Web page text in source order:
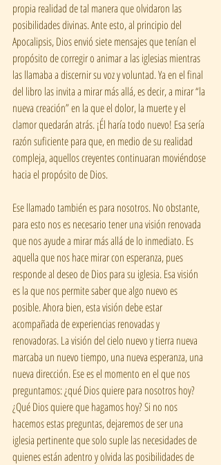
propia realidad de tal manera que olvidaron las
posibilidades divinas. Ante esto, al principio del
Apocalipsis, Dios envió siete mensajes que tenían el
propósito de corregir o animar a las iglesias mientras
las llamaba a discernir su voz y voluntad. Ya en el final
del libro las invita a mirar más allá, es decir, a mirar “la
nueva creación” en la que el dolor, la muerte y el
clamor quedarán atrás. ¡Él haría todo nuevo! Esa sería
razón suficiente para que, en medio de su realidad
compleja, aquellos creyentes continuaran moviéndose
hacia el propósito de Dios.
Ese llamado también es para nosotros. No obstante,
para esto nos es necesario tener una visión renovada
que nos ayude a mirar más allá de lo inmediato. Es
aquella que nos hace mirar con esperanza, pues
responde al deseo de Dios para su iglesia. Esa visión
es la que nos permite saber que algo nuevo es
posible. Ahora bien, esta visión debe estar
acompañada de experiencias renovadas y
renovadoras. La visión del cielo nuevo y tierra nueva
marcaba un nuevo tiempo, una nueva esperanza, una
nueva dirección. Ese es el momento en el que nos
preguntamos: ¿qué Dios quiere para nosotros hoy?
¿Qué Dios quiere que hagamos hoy? Si no nos
hacemos estas preguntas, dejaremos de ser una
iglesia pertinente que solo suple las necesidades de
quienes están adentro y olvida las posibilidades de